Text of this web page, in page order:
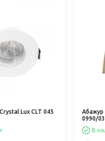
Lux CLT 045
Абажур
0990/
В